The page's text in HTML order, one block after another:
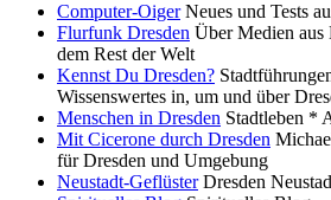
Computer-OigerNeues und Tests
Flurfunk Dresden Über Medien aus
dem Rest der Welt
Kennst Du Dresden?
Wissenswertes in, um und über
Menschen in Dresden Stadtleben *
Mit Cicerone durch Dresden
für Dresden und Umgebung
Neustadt-GeflüsterDresden